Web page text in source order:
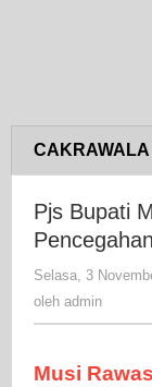
Pjs Bupati
Selasa, 3
oleh admin
Musi